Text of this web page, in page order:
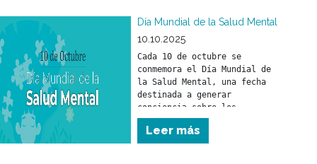
Día Mundial de la Salud Mental
10.10.2025
Cada 10 de octubre se
conmemora el Día Mundial de
la Salud Mental, una fecha
destinada a generar
conciencia sobre los
problemas vinculados con la
salud mental y a promover los
derechos de las personas que
Leer más